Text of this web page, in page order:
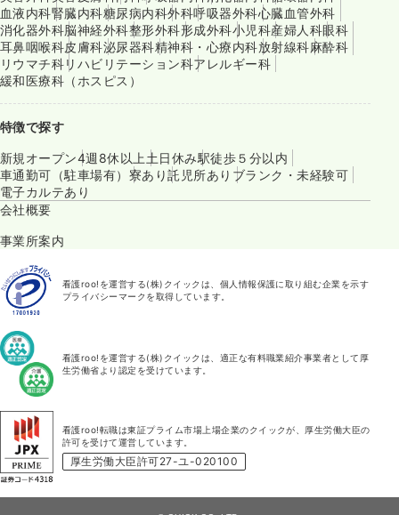
血液内科腎臓内科糖尿病内科外科呼吸器外科心臓血管外科
消化器外科脳神経外科整形外科形成外科小児科産婦人科眼科
耳鼻咽喉科皮膚科泌尿器科精神科・心療内科放射線科麻酔科
リウマチ科リハビリテーション科アレルギー科
緩和医療科（ホスピス）
特徴で探す
新規オープン4週8休以上 土日休み駅徒歩５分以内
車通勤可（駐車場有） 寮あり託児所あり ブランク・未経験可
電子カルテあり
会社概要
事業所案内
看護roo!を運営する(株)クイックは、個人情報保護に取り組む企業を示す
プライバシーマークを取得しています。
看護roo!を運営する(株)クイックは、適正な有料職業紹介事業者として厚
生労働省より認定を受けています。
看護roo!転職は東証プライム市場上場企業のクイックが、厚生労働大臣の
許可を受けて運営しています。
厚生労働大臣許可27-ユ-020100